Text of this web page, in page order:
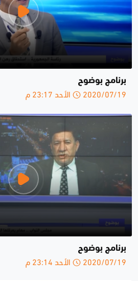
برنامج بوضوح
2020/07/19 الأحد 23:17 م
برنامج بوضوح
2020/07/19 الأحد 23:14 م